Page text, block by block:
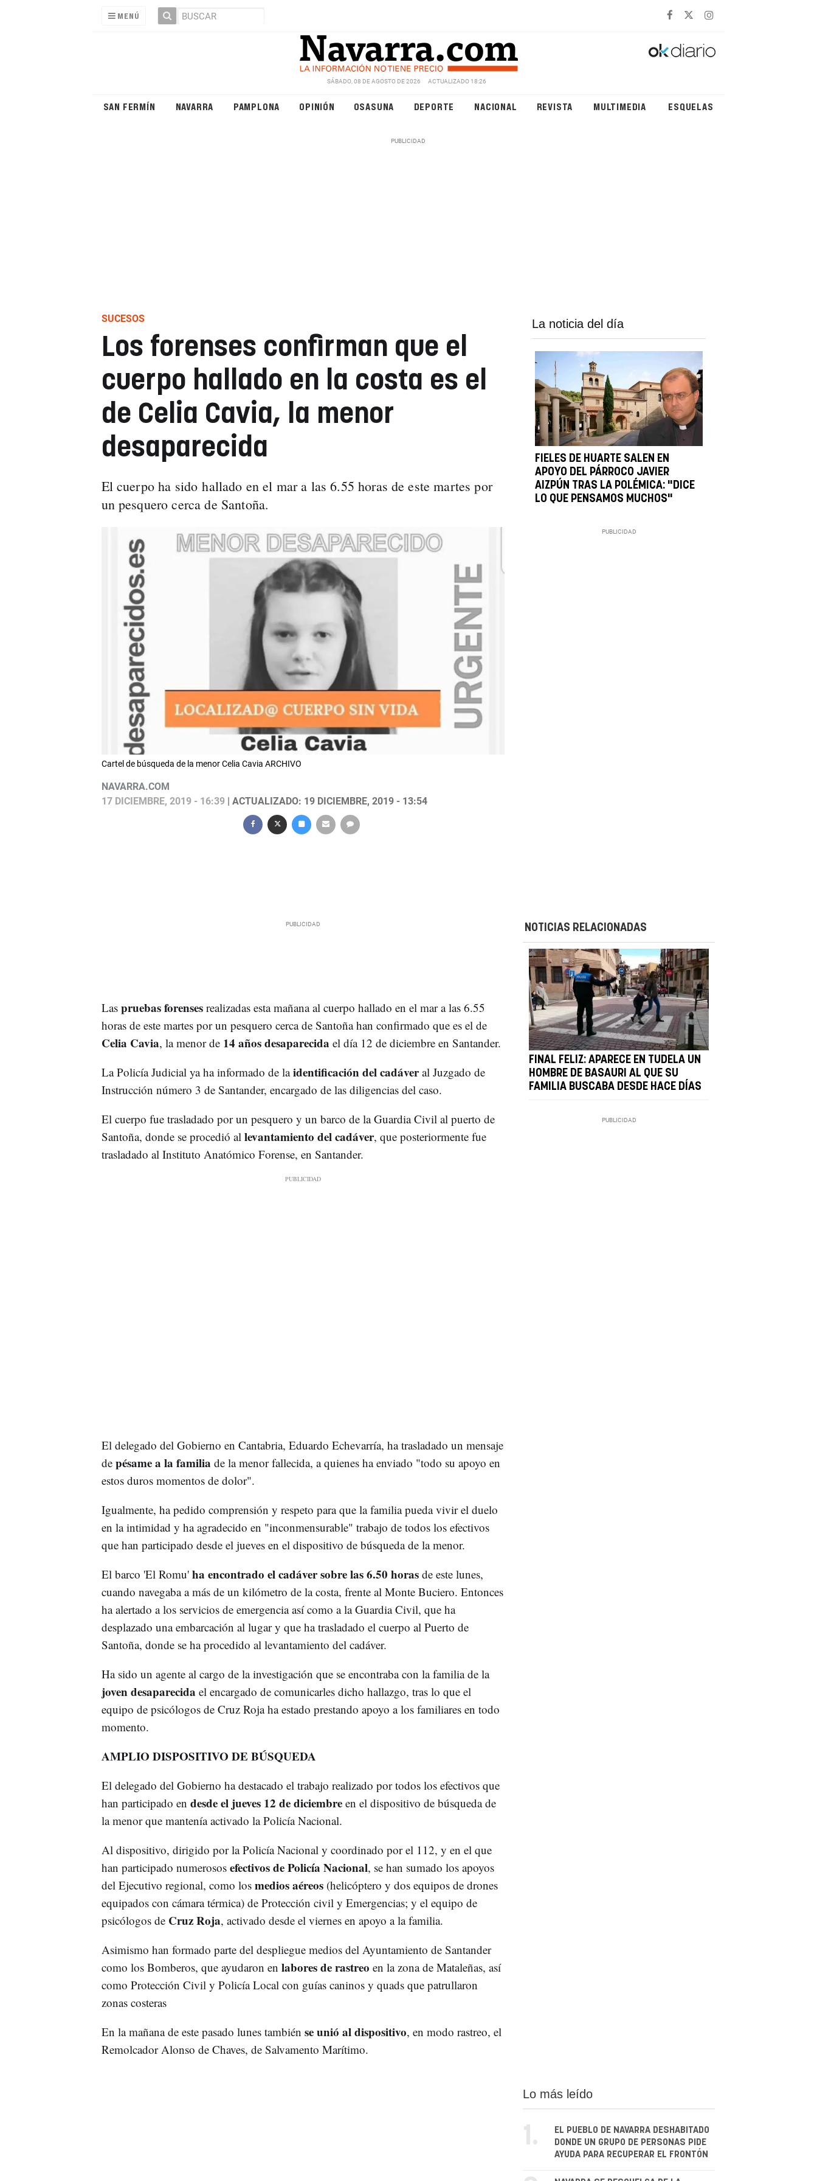
MENÚ
SÁBADO, 08 DE AGOSTO DE 2026 ACTUALIZADO 18:26
SAN FERMÍN NAVARRA PAMPLONA OPINIÓN OSASUNA DEPORTE NACIONAL REVISTA MULTIMEDIA ESQUELAS
SUCESOS
Los forenses confirman que el
cuerpo hallado en la costa es el
de Celia Cavia, la menor
desaparecida
El cuerpo ha sido hallado en el mar a las 6.55 horas de este martes por
un pesquero cerca de Santoña.
Cartel de búsqueda de la menor Celia Cavia ARCHIVO
NAVARRA.COM
17 DICIEMBRE, 2019 - 16:39| ACTUALIZADO: 19 DICIEMBRE, 2019 - 13:54
La noticia del día
FIELES DE HUARTE SALEN EN
APOYO DEL PÁRROCO JAVIER
AIZPÚN TRAS LA POLÉMICA: "DICE
LO QUE PENSAMOS MUCHOS"
Las pruebas forensesrealizadas esta mañana al cuerpo hallado en el mar a las 6.55
horas de este martes por un pesquero cerca de Santoña han confirmado que es el de
Celia Cavia, la menor de 14 años desaparecida el día 12 de diciembre en Santander.
La Policía Judicial ya ha informado de laidentificación del cadáveral Juzgado de
Instrucción número 3 de Santander, encargado de las diligencias del caso.
El cuerpo fue trasladado por un pesquero y un barco de la Guardia Civil al puerto de
Santoña, donde se procedió al levantamiento del cadáver, que posteriormente fue
trasladado al Instituto Anatómico Forense, en Santander.
El delegado del Gobierno en Cantabria, Eduardo Echevarría, ha trasladado un mensaje
de pésame a la familia de la menor fallecida, a quienes ha enviado "todo su apoyo en
estos duros momentos de dolor".
Igualmente, ha pedido comprensión y respeto para que la familia pueda vivir el duelo
en la intimidad y ha agradecido en "inconmensurable" trabajo de todos los efectivos
que han participado desde el jueves en el dispositivo de búsqueda de la menor.
El barco 'El Romu' ha encontrado el cadáver sobre las 6.50 horasde este lunes,
cuando navegaba a más de un kilómetro de la costa, frente al Monte Buciero. Entonces
ha alertado a los servicios de emergencia así como a la Guardia Civil, que ha
desplazado una embarcación al lugar y que ha trasladado el cuerpo al Puerto de
Santoña, donde se ha procedido al levantamiento del cadáver.
Ha sido un agente al cargo de la investigación que se encontraba con la familia de la
joven desaparecida el encargado de comunicarles dicho hallazgo, tras lo que el
equipo de psicólogos de Cruz Roja ha estado prestando apoyo a los familiares en todo
momento.
AMPLIO DISPOSITIVO DE BÚSQUEDA
El delegado del Gobierno ha destacado el trabajo realizado por todos los efectivos que
han participado en desde el jueves 12 de diciembreen el dispositivo de búsqueda de
la menor que mantenía activado la Policía Nacional.
Al dispositivo, dirigido por la Policía Nacional y coordinado por el 112, y en el que
han participado numerosos efectivos de Policía Nacional, se han sumado los apoyos
del Ejecutivo regional, como los medios aéreos(helicóptero y dos equipos de drones
equipados con cámara térmica) de Protección civil y Emergencias; y el equipo de
psicólogos de Cruz Roja, activado desde el viernes en apoyo a la familia.
Asimismo han formado parte del despliegue medios del Ayuntamiento de Santander
como los Bomberos, que ayudaron en labores de rastreo en la zona de Mataleñas, así
como Protección Civil y Policía Local con guías caninos y quads que patrullaron
zonas costeras
En la mañana de este pasado lunes también se unió al dispositivo, en modo rastreo, el
Remolcador Alonso de Chaves, de Salvamento Marítimo.
NOTICIAS RELACIONADAS
FINAL FELIZ: APARECE EN TUDELA UN
HOMBRE DE BASAURI AL QUE SU
FAMILIA BUSCABA DESDE HACE DÍAS
Lo más leído
1.
EL PUEBLO DE NAVARRA DESHABITADO
DONDE UN GRUPO DE PERSONAS PIDE
AYUDA PARA RECUPERAR EL FRONTÓN